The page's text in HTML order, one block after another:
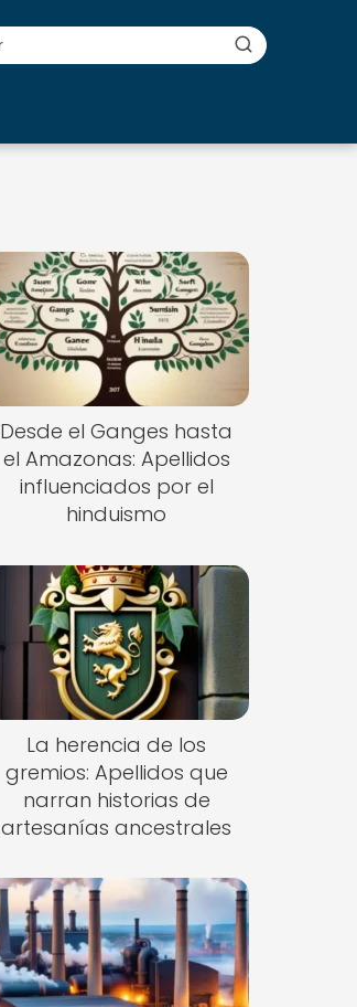
Desde el Ganges hasta
el Amazonas: Apellidos
influenciados por el
hinduismo
La herencia de los
gremios: Apellidos que
narran historias de
artesanías ancestrales